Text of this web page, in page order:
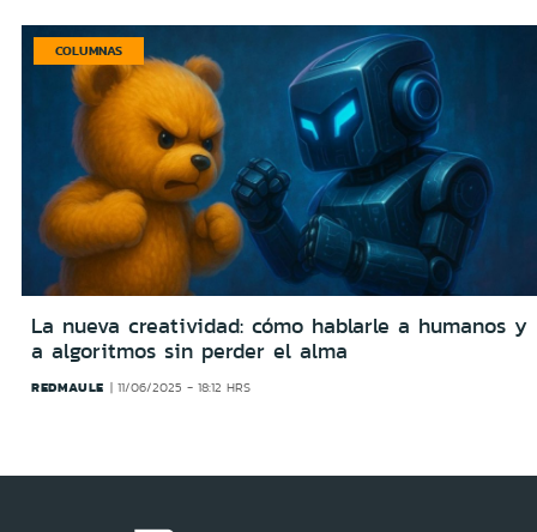
COLUMNAS
La nueva creatividad: cómo hablarle a humanos y
a algoritmos sin perder el alma
REDMAULE 11/06/2025 - 18:12 HRS